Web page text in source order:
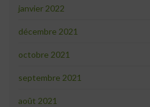
janvier 2022
décembre 2021
octobre 2021
septembre 2021
août 2021